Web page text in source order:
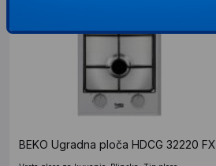
BEKO Ugradna ploča HDCG 32220 FX